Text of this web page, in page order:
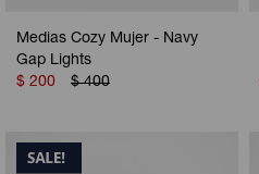
Medias Cozy Mujer - Navy
Gap Lights
$ 200 $ 400